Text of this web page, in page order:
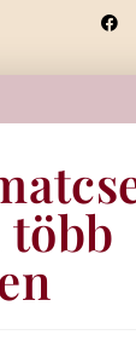
több